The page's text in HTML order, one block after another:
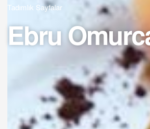
Tadımlık Sayfalar
Ebru